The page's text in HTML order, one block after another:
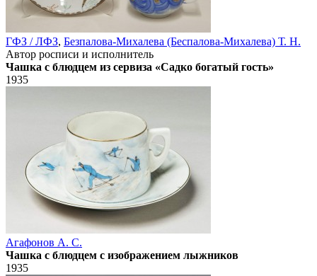
ГФЗ / ЛФЗ, Безпалова-Михалева (Беспалова-Михалева) Т. Н.
Автор росписи и исполнитель
Чашка с блюдцем из сервиза «Садко богатый гость»
1935
Агафонов А. С.
Чашка с блюдцем с изображением лыжников
1935